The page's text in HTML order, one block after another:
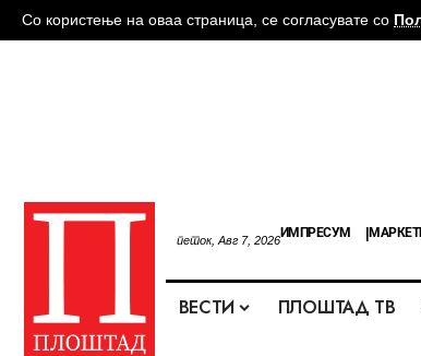
Со користење на оваа страница, се согласувате со
петок, Авг 7, 2026ИМПРЕСУМ
ВЕСТИ ПЛОШТАД ТВ